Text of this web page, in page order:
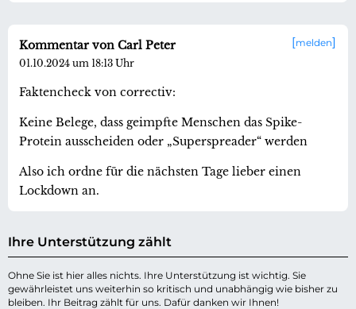
melden
Kommentar von Carl Peter
01.10.2024 um 18:13 Uhr
Faktencheck von correctiv:
Keine Belege, dass geimpfte Menschen das Spike-
Protein ausscheiden oder „Superspreader“ werden
Also ich ordne für die nächsten Tage lieber einen
Lockdown an.
Ihre Unterstützung zählt
Ohne Sie ist hier alles nichts. Ihre Unterstützung ist wichtig. Sie
gewährleistet uns weiterhin so kritisch und unabhängig wie bisher zu
bleiben. Ihr Beitrag zählt für uns. Dafür danken wir Ihnen!